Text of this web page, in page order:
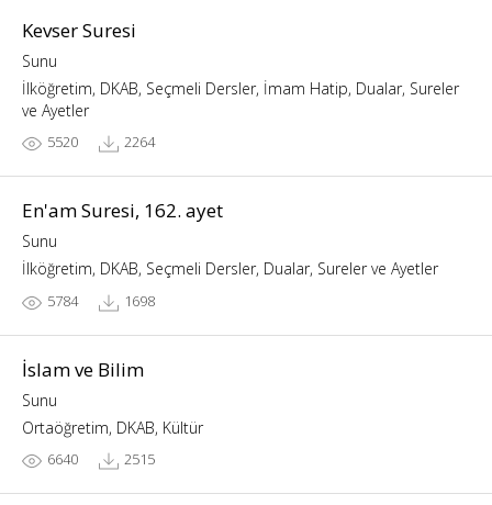
Kevser Suresi
Sunu
İlköğretim, DKAB, Seçmeli Dersler, İmam Hatip, Dualar, Sureler
ve Ayetler
5520 2264
En'am Suresi, 162. ayet
Sunu
İlköğretim, DKAB, Seçmeli Dersler, Dualar, Sureler ve Ayetler
5784 1698
İslam ve Bilim
Sunu
Ortaöğretim, DKAB, Kültür
6640 2515